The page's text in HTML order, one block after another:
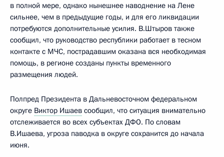
в полной мере, однако нынешнее наводнение на Лене
сильнее, чем в предыдущие годы, и для его ликвидации
потребуются дополнительные усилия. В.Штыров также
сообщил, что руководство республики работает в тесном
контакте с МЧС, пострадавшим оказана вся необходимая
помощь, в регионе созданы пункты временного
размещения людей.
Полпред Президента в Дальневосточном федеральном
округе Виктор Ишаев сообщил, что ситуация внимательно
отслеживается во всех субъектах ДФО. По словам
В.Ишаева, угроза паводка в округе сохранится до начала
июня.